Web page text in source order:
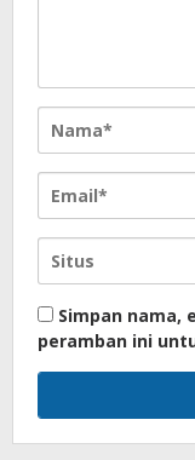
Simpan nama,
peramban ini